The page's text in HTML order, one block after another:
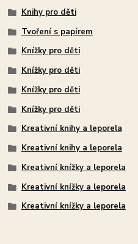
Knihy pro děti
Tvoření s papírem
Knížky pro děti
Knížky pro děti
Knížky pro děti
Knížky pro děti
Kreativní knihy a leporela
Kreativní knihy a leporela
Kreativní knížky a leporela
Kreativní knížky a leporela
Kreativní knížky a leporela